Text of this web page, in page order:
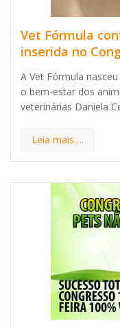
Vet Fórmula
inserida no
A Vet Fórmula
o bem-estar dos
veterinárias Daniela
Leia mais….